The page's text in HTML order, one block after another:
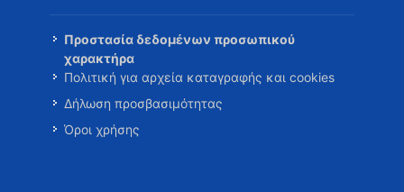
Προστασία δεδομένων προσωπικού
χαρακτήρα
Πολιτική για αρχεία καταγραφής και cookies
Δήλωση προσβασιμότητας
Όροι χρήσης